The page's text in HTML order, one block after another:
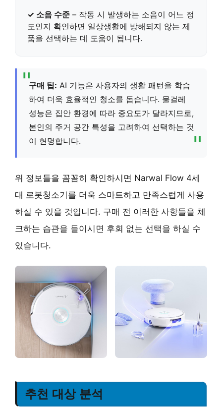
✓ 소음 수준 – 작동 시 발생하는 소음이 어느 정
도인지 확인하면 일상생활에 방해되지 않는 제
품을 선택하는 데 도움이 됩니다.
구매 팁: AI 기능은 사용자의 생활 패턴을 학습
하여 더욱 효율적인 청소를 돕습니다. 물걸레
성능은 집안 환경에 따라 중요도가 달라지므로,
본인의 주거 공간 특성을 고려하여 선택하는 것
이 현명합니다.
위 정보들을 꼼꼼히 확인하시면 Narwal Flow 4세
대 로봇청소기를 더욱 스마트하고 만족스럽게 사용
하실 수 있을 것입니다. 구매 전 이러한 사항들을 체
크하는 습관을 들이시면 후회 없는 선택을 하실 수
있습니다.
추천 대상 분석